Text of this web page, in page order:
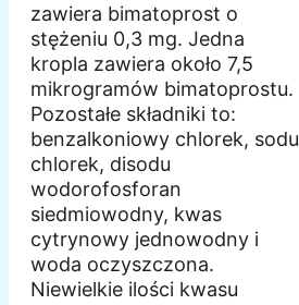
zawiera bimatoprost o
stężeniu 0,3 mg. Jedna
kropla zawiera około 7,5
mikrogramów bimatoprostu.
Pozostałe składniki to:
benzalkoniowy chlorek, sodu
chlorek, disodu
wodorofosforan
siedmiowodny, kwas
cytrynowy jednowodny i
woda oczyszczona.
Niewielkie ilości kwasu